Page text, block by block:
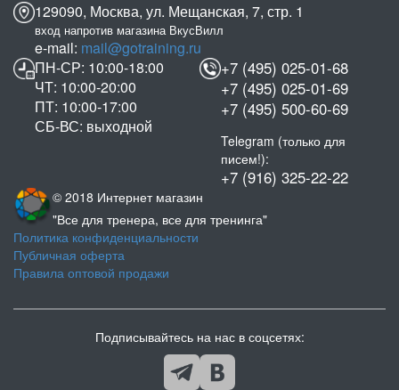
129090, Москва, ул. Мещанская, 7, стр. 1
вход напротив магазина ВкусВилл
e-mail: mail@gotraining.ru
ПН-СР: 10:00-18:00
ЧТ: 10:00-20:00
ПТ: 10:00-17:00
СБ-ВС: выходной
+7 (495) 025-01-68
+7 (495) 025-01-69
+7 (495) 500-60-69
Telegram (только для
писем!):
+7 (916) 325-22-22
© 2018 Интернет магазин
"Все для тренера, все для тренинга"
Политика конфиденциальности
Публичная оферта
Правила оптовой продажи
Подписывайтесь на нас в соцсетях: